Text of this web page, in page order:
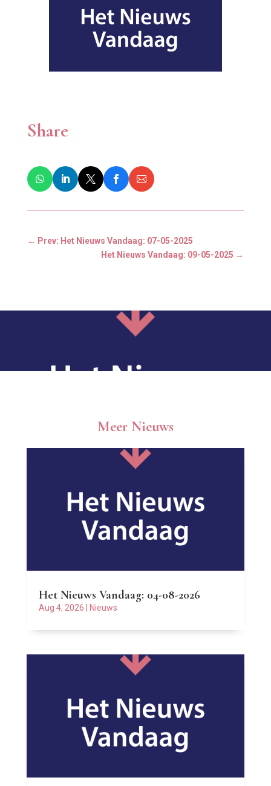
Share
← Prev: Het Nieuws Vandaag: 07-05-2025
Het Nieuws Vandaag: 09-05-2025 →
Meer Nieuws
Het Nieuws Vandaag: 04-08-2026
Aug 4, 2026 Nieuws